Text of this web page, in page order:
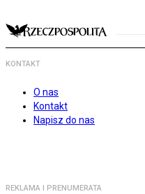
KONTAKT
O nas
Kontakt
Napisz do nas
REKLAMA I PRENUMERATA